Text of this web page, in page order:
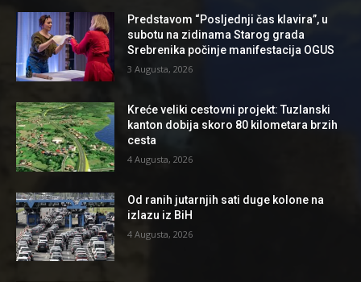
Predstavom “Posljednji čas klavira”, u
subotu na zidinama Starog grada
Srebrenika počinje manifestacija OGUS
3 Augusta, 2026
Kreće veliki cestovni projekt: Tuzlanski
kanton dobija skoro 80 kilometara brzih
cesta
4 Augusta, 2026
Od ranih jutarnjih sati duge kolone na
izlazu iz BiH
4 Augusta, 2026